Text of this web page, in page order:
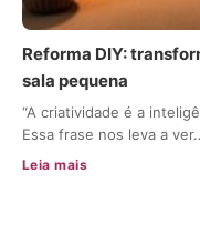
Reforma DIY:
sala pequena
“A criatividade é a
Essa frase nos leva a
Leia mais